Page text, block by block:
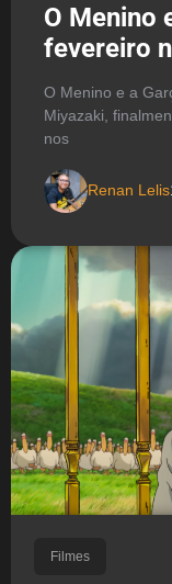
O Menino
fevereiro
O Menino e a
Miyazaki,
nos
Renan Lelis
Filmes